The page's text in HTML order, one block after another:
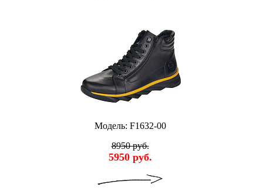
Модель: F1632-00
8950 руб.
5950 руб.